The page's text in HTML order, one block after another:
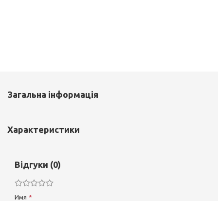
Загальна інформація
Характеристики
Відгуки (0)
Имя